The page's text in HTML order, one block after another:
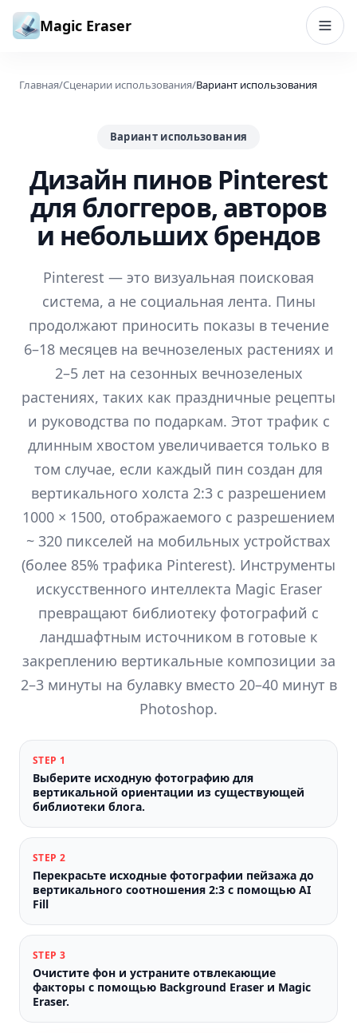
Перейти к содержимому
Magic Eraser
Главная/Сценарии использования/Вариант использования
Вариант использования
Дизайн пинов Pinterest
для блоггеров, авторов
и небольших брендов
Pinterest — это визуальная поисковая
система, а не социальная лента. Пины
продолжают приносить показы в течение
6–18 месяцев на вечнозеленых растениях и
2–5 лет на сезонных вечнозеленых
растениях, таких как праздничные рецепты
и руководства по подаркам. Этот трафик с
длинным хвостом увеличивается только в
том случае, если каждый пин создан для
вертикального холста 2:3 с разрешением
1000 × 1500, отображаемого с разрешением
~ 320 пикселей на мобильных устройствах
(более 85% трафика Pinterest). Инструменты
искусственного интеллекта Magic Eraser
превращают библиотеку фотографий с
ландшафтным источником в готовые к
закреплению вертикальные композиции за
2–3 минуты на булавку вместо 20–40 минут в
Photoshop.
STEP 1
Выберите исходную фотографию для
вертикальной ориентации из существующей
библиотеки блога.
STEP 2
Перекрасьте исходные фотографии пейзажа до
вертикального соотношения 2:3 с помощью AI
Fill
STEP 3
Очистите фон и устраните отвлекающие
факторы с помощью Background Eraser и Magic
Eraser.